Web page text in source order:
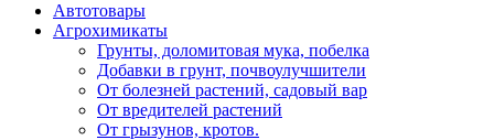
Автотовары
Агрохимикаты
Грунты, доломитовая мука, побелка
Добавки в грунт, почвоулучшители
От болезней растений, садовый вар
От вредителей растений
От грызунов, кротов.